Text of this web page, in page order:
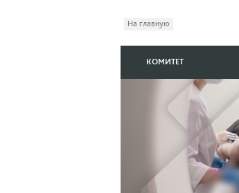
На главную
КОМИТЕТ